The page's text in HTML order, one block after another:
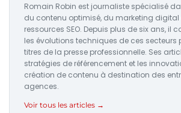
Romain Robin est journaliste spécialisé
du contenu optimisé, du marketing digital
ressources SEO. Depuis plus de six ans, il
les évolutions techniques de ces secteurs
titres de la presse professionnelle. Ses
stratégies de référencement et les
création de contenu à destination des
agences.
Voir tous les articles →